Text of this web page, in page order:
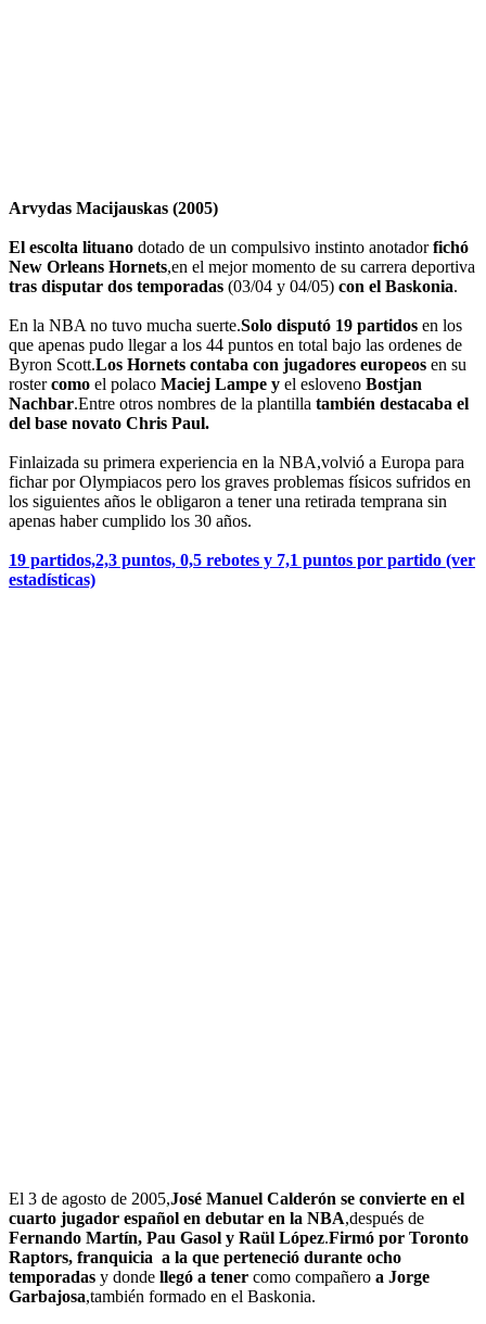
Arvydas Macijauskas (2005)
El escolta lituano dotado de un compulsivo instinto anotadorfichó
New Orleans Hornets,en el mejor momento de su carrera deportiva
tras disputar dos temporadas (03/04 y 04/05) con el Baskonia.
En la NBA no tuvo mucha suerte.Solo disputó 19 partidos en los
que apenas pudo llegar a los 44 puntos en total bajo las ordenes de
Byron Scott.Los Hornets contaba con jugadores europeos en su
rostercomo el polaco Maciej Lampe y el esloveno Bostjan
Nachbar.Entre otros nombres de la plantilla también destacaba el
del base novato Chris Paul.
Finlaizada su primera experiencia en la NBA,volvió a Europa para
fichar por Olympiacos pero los graves problemas físicos sufridos en
los siguientes años le obligaron a tener una retirada temprana sin
apenas haber cumplido los 30 años.
19 partidos,2,3 puntos, 0,5 rebotes y 7,1 puntos por partido (ver
estadísticas)
El 3 de agosto de 2005,José Manuel Calderón se convierte en el
cuarto jugador español en debutar en la NBA,después de
Fernando Martín, Pau Gasol y Raül López.Firmó por Toronto
Raptors, franquicia a la que perteneció durante ocho
temporadas y donde llegó a tener como compañero a Jorge
Garbajosa,también formado en el Baskonia.